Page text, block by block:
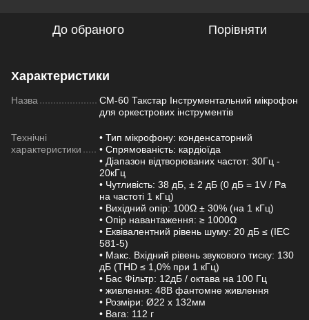
До обраного Порівняти
Характеристики
Назва
CM-60 Такстар Інструментальний мікрофон
для оркестрових інструментів
Технічні
характеристики
• Тип мікрофону: конденсаторний
• Спрямованість: кардіоїда
• Діапазон відтворюваних частот: 30Гц -
20кГц
• Чутливість: 38 дБ, ± 2 дБ (0 дБ = 1V / Pa
на частоті 1 кГц)
• Вихідний опір: 100Ω ± 30% (на 1 кГц)
• Опір навантаження: ≥ 1000Ω
• Еквівалентний рівень шуму: 20 дБ ≤ (IEC
581-5)
• Макс. Вхідний рівень звукового тиску: 130
дБ (THD ≤ 1,0% при 1 кГц)
• Бас Фільтр: 12дБ / октава на 100 Гц
• живлення: 48В фантомне живлення
• Розміри: Ø22 х 132мм
• Вага: 112 г